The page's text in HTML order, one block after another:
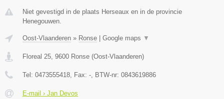
Niet gevestigd in de plaats Herseaux en in de provincie
Henegouwen.
Oost-Vlaanderen » Ronse Google maps ▼
Floreal 25 9600 Ronse (Oost-Vlaanderen)
Tel: 0473555418 , Fax: - , BTW-nr: 0843619886
E-mail › Jan Devos